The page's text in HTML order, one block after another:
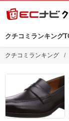
クチコミランキング
クチコミランキング